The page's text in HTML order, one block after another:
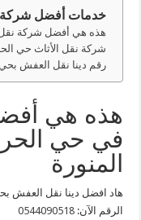
خدمات أفضل شركة
هذه هي أفضل شركة نقل
شركة نقل الأثاث حي
رقم دينا نقل العفش بحي
هذه هي
في حي الحرة
المنورة
هاد افضل دينا نقل العفش
الرقم الآن:0544090518